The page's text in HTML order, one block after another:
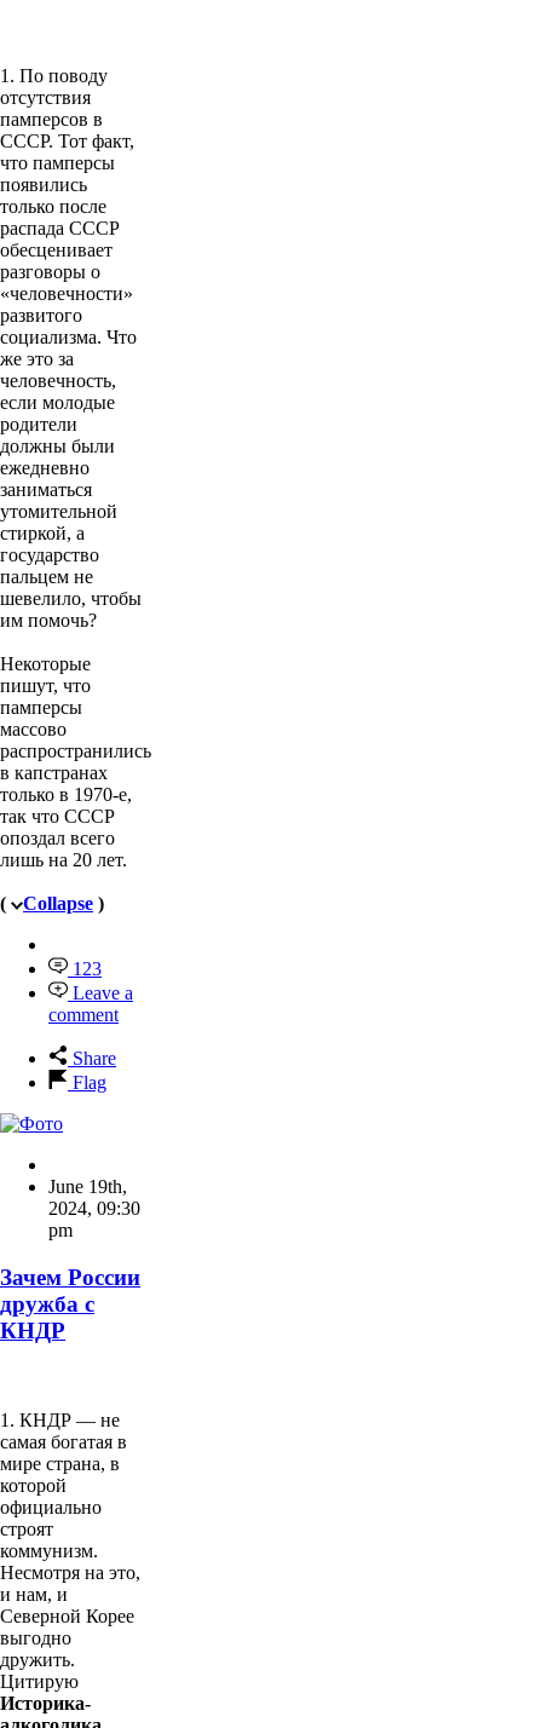
1. По поводу
отсутствия
памперсов в
СССР. Тот факт,
что памперсы
появились
только после
распада СССР
обесценивает
разговоры о
«человечности»
развитого
социализма. Что
же это за
человечность,
если молодые
родители
должны были
ежедневно
заниматься
утомительной
стиркой, а
государство
пальцем не
шевелило, чтобы
им помочь?
Некоторые
пишут, что
памперсы
массово
распространились
в капстранах
только в 1970-е,
так что СССР
опоздал всего
лишь на 20 лет.
( Collapse )
123
Leave a
comment
Share
Flag
June 19th,
2024, 09:30
pm
Зачем России
дружба с
КНДР
1. КНДР — не
самая богатая в
мире страна, в
которой
официально
строят
коммунизм.
Несмотря на это,
и нам, и
Северной Корее
выгодно
дружить.
Цитирую
Историка-